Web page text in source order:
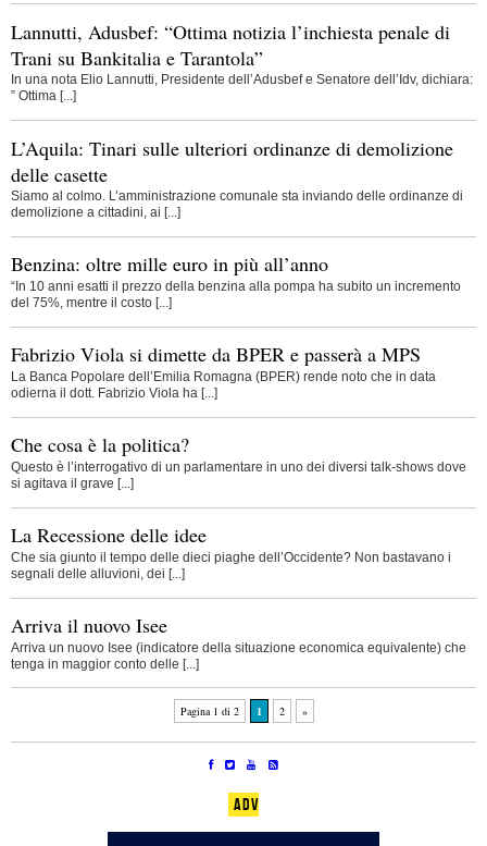
Lannutti, Adusbef: “Ottima notizia l’inchiesta penale di
Trani su Bankitalia e Tarantola”
In una nota Elio Lannutti, Presidente dell’Adusbef e Senatore dell’Idv, dichiara:
” Ottima [...]
L’Aquila: Tinari sulle ulteriori ordinanze di demolizione
delle casette
Siamo al colmo. L’amministrazione comunale sta inviando delle ordinanze di
demolizione a cittadini, ai [...]
Benzina: oltre mille euro in più all’anno
“In 10 anni esatti il prezzo della benzina alla pompa ha subito un incremento
del 75%, mentre il costo [...]
Fabrizio Viola si dimette da BPER e passerà a MPS
La Banca Popolare dell’Emilia Romagna (BPER) rende noto che in data
odierna il dott. Fabrizio Viola ha [...]
Che cosa è la politica?
Questo è l’interrogativo di un parlamentare in uno dei diversi talk-shows dove
si agitava il grave [...]
La Recessione delle idee
Che sia giunto il tempo delle dieci piaghe dell’Occidente? Non bastavano i
segnali delle alluvioni, dei [...]
Arriva il nuovo Isee
Arriva un nuovo Isee (indicatore della situazione economica equivalente) che
tenga in maggior conto delle [...]
Pagina 1 di 2 1 2 »
ADV